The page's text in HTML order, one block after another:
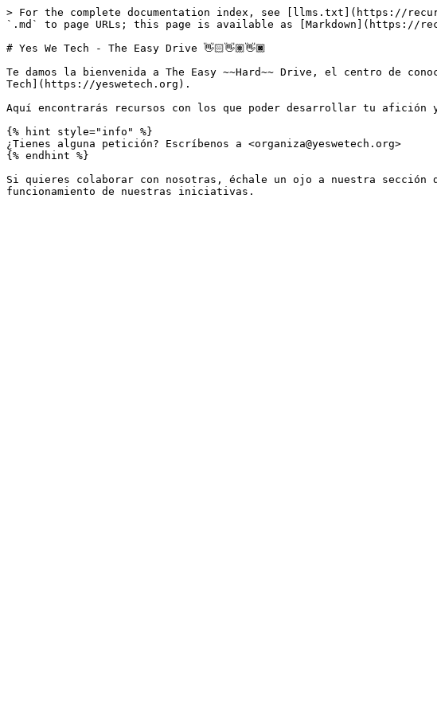
> For the complete documentation index, see [llms.txt](https://
`.md` to page URLs; this page is available as [Markdown](https://
# Yes We Tech - The Easy Drive 👋🏻👋🏽👋🏿
Te damos la bienvenida a The Easy ~~Hard~~ Drive, el centro de
Tech](https://yeswetech.org).
Aquí encontrarás recursos con los que poder desarrollar tu afición
{% hint style="info" %}
¿Tienes alguna petición? Escríbenos a <organiza@yeswetech.org>
{% endhint %}
Si quieres colaborar con nosotras, échale un ojo a nuestra sección